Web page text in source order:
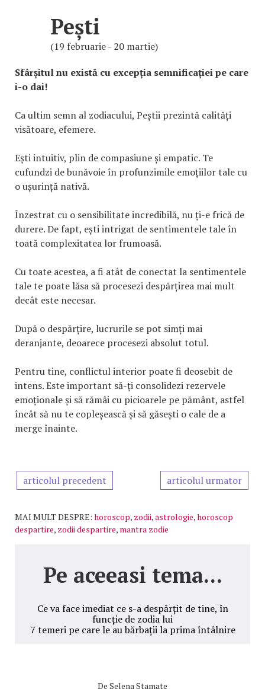
Pești
(19 februarie - 20 martie)
Sfârșitul nu există cu excepția semnificației pe care
i-o dai!
Ca ultim semn al zodiacului, Peștii prezintă calități
visătoare, efemere.
Ești intuitiv, plin de compasiune și empatic. Te
cufundzi de bunăvoie în profunzimile emoțiilor tale cu
o ușurință nativă.
Înzestrat cu o sensibilitate incredibilă, nu ți-e frică de
durere. De fapt, ești intrigat de sentimentele tale în
toată complexitatea lor frumoasă.
Cu toate acestea, a fi atât de conectat la sentimentele
tale te poate lăsa să procesezi despărțirea mai mult
decât este necesar.
După o despărțire, lucrurile se pot simți mai
deranjante, deoarece procesezi absolut totul.
Pentru tine, conflictul interior poate fi deosebit de
intens. Este important să-ți consolidezi rezervele
emoționale și să rămâi cu picioarele pe pământ, astfel
încât să nu te copleșească și să găsești o cale de a
merge înainte.
articolul precedent articolul urmator
MAI MULT DESPRE: horoscop, zodii,astrologie,horoscop
despartire, zodii despartire, mantra zodie
Pe aceeasi tema...
Ce va face imediat ce s-a despărțit de tine, în
funcție de zodia lui
7 temeri pe care le au bărbații la prima întâlnire
De Selena Stamate